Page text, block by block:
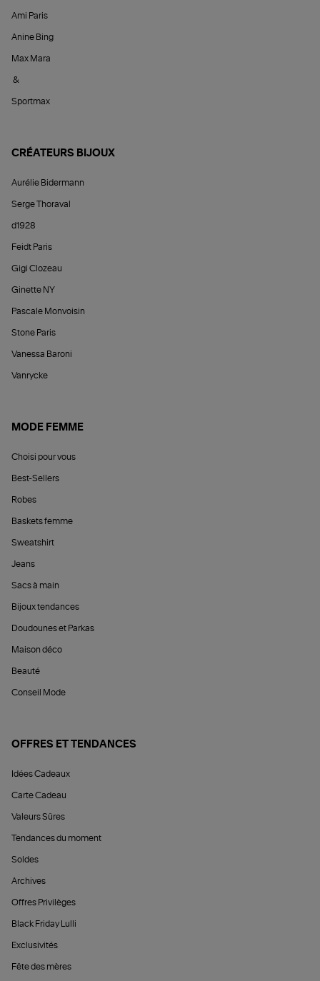
Ami Paris
Anine Bing
Max Mara
&
Sportmax
CRÉATEURS BIJOUX
Aurélie Bidermann
Serge Thoraval
d1928
Feidt Paris
Gigi Clozeau
Ginette NY
Pascale Monvoisin
Stone Paris
Vanessa Baroni
Vanrycke
MODE FEMME
Choisi pour vous
Best-Sellers
Robes
Baskets femme
Sweatshirt
Jeans
Sacs à main
Bijoux tendances
Doudounes et Parkas
Maison déco
Beauté
Conseil Mode
OFFRES ET TENDANCES
Idées Cadeaux
Carte Cadeau
Valeurs Sûres
Tendances du moment
Soldes
Archives
Offres Privilèges
Black Friday Lulli
Exclusivités
Fête des mères